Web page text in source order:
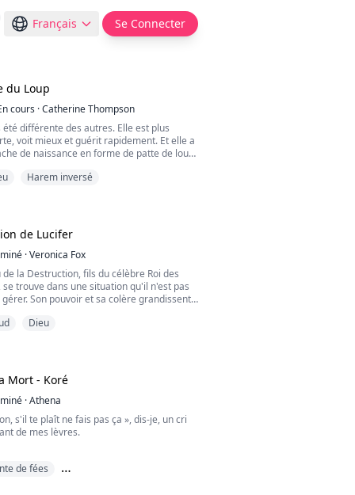
Français Se Connecter
du Loup
cours ·Catherine Thompson
été différente des autres. Elle est plus
voit mieux et guérit rapidement. Et elle a
de naissance en forme de patte de loup.
approche de son vingtième anniversaire.
Harem inversé
de Lucifer
·Veronica Fox
de la Destruction, fils du célèbre Roi des
se trouve dans une situation qu'il n'est pas
Son pouvoir et sa colère grandissent
ses jours et ses nuits à torturer les
Dieu
Mort - Koré
·Athena
s'il te plaît ne fais pas ça », dis-je, un cri
de mes lèvres.
je ne pouvais pas penser ainsi. Je
de fées